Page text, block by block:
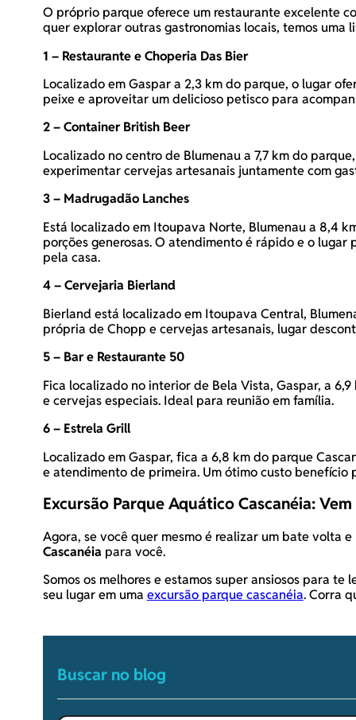
O próprio parque oferece um restaurante excelente
quer explorar outras gastronomias locais, temos
1 – Restaurante e Choperia Das Bier
Localizado em Gaspar a 2,3 km do parque, o lugar
peixe e aproveitar um delicioso petisco para
2 – Container British Beer
Localizado no centro de Blumenau a 7,7 km do
experimentar cervejas artesanais juntamente com
3 – Madrugadão Lanches
Está localizado em Itoupava Norte, Blumenau a 8,4
porções generosas. O atendimento é rápido e o
pela casa.
4 – Cervejaria Bierland
Bierland está localizado em Itoupava Central,
própria de Chopp e cervejas artesanais, lugar
5 – Bar e Restaurante 50
Fica localizado no interior de Bela Vista, Gaspar, a
e cervejas especiais. Ideal para reunião em família.
6 – Estrela Grill
Localizado em Gaspar, fica a 6,8 km do parque
e atendimento de primeira. Um ótimo custo
Excursão Parque Aquático Cascanéia:
Agora, se você quer mesmo é realizar um bate volta
Cascanéiapara você.
Somos os melhores e estamos super ansiosos para
seu lugar em uma excursão parque cascanéia. Corra
Buscar no blog